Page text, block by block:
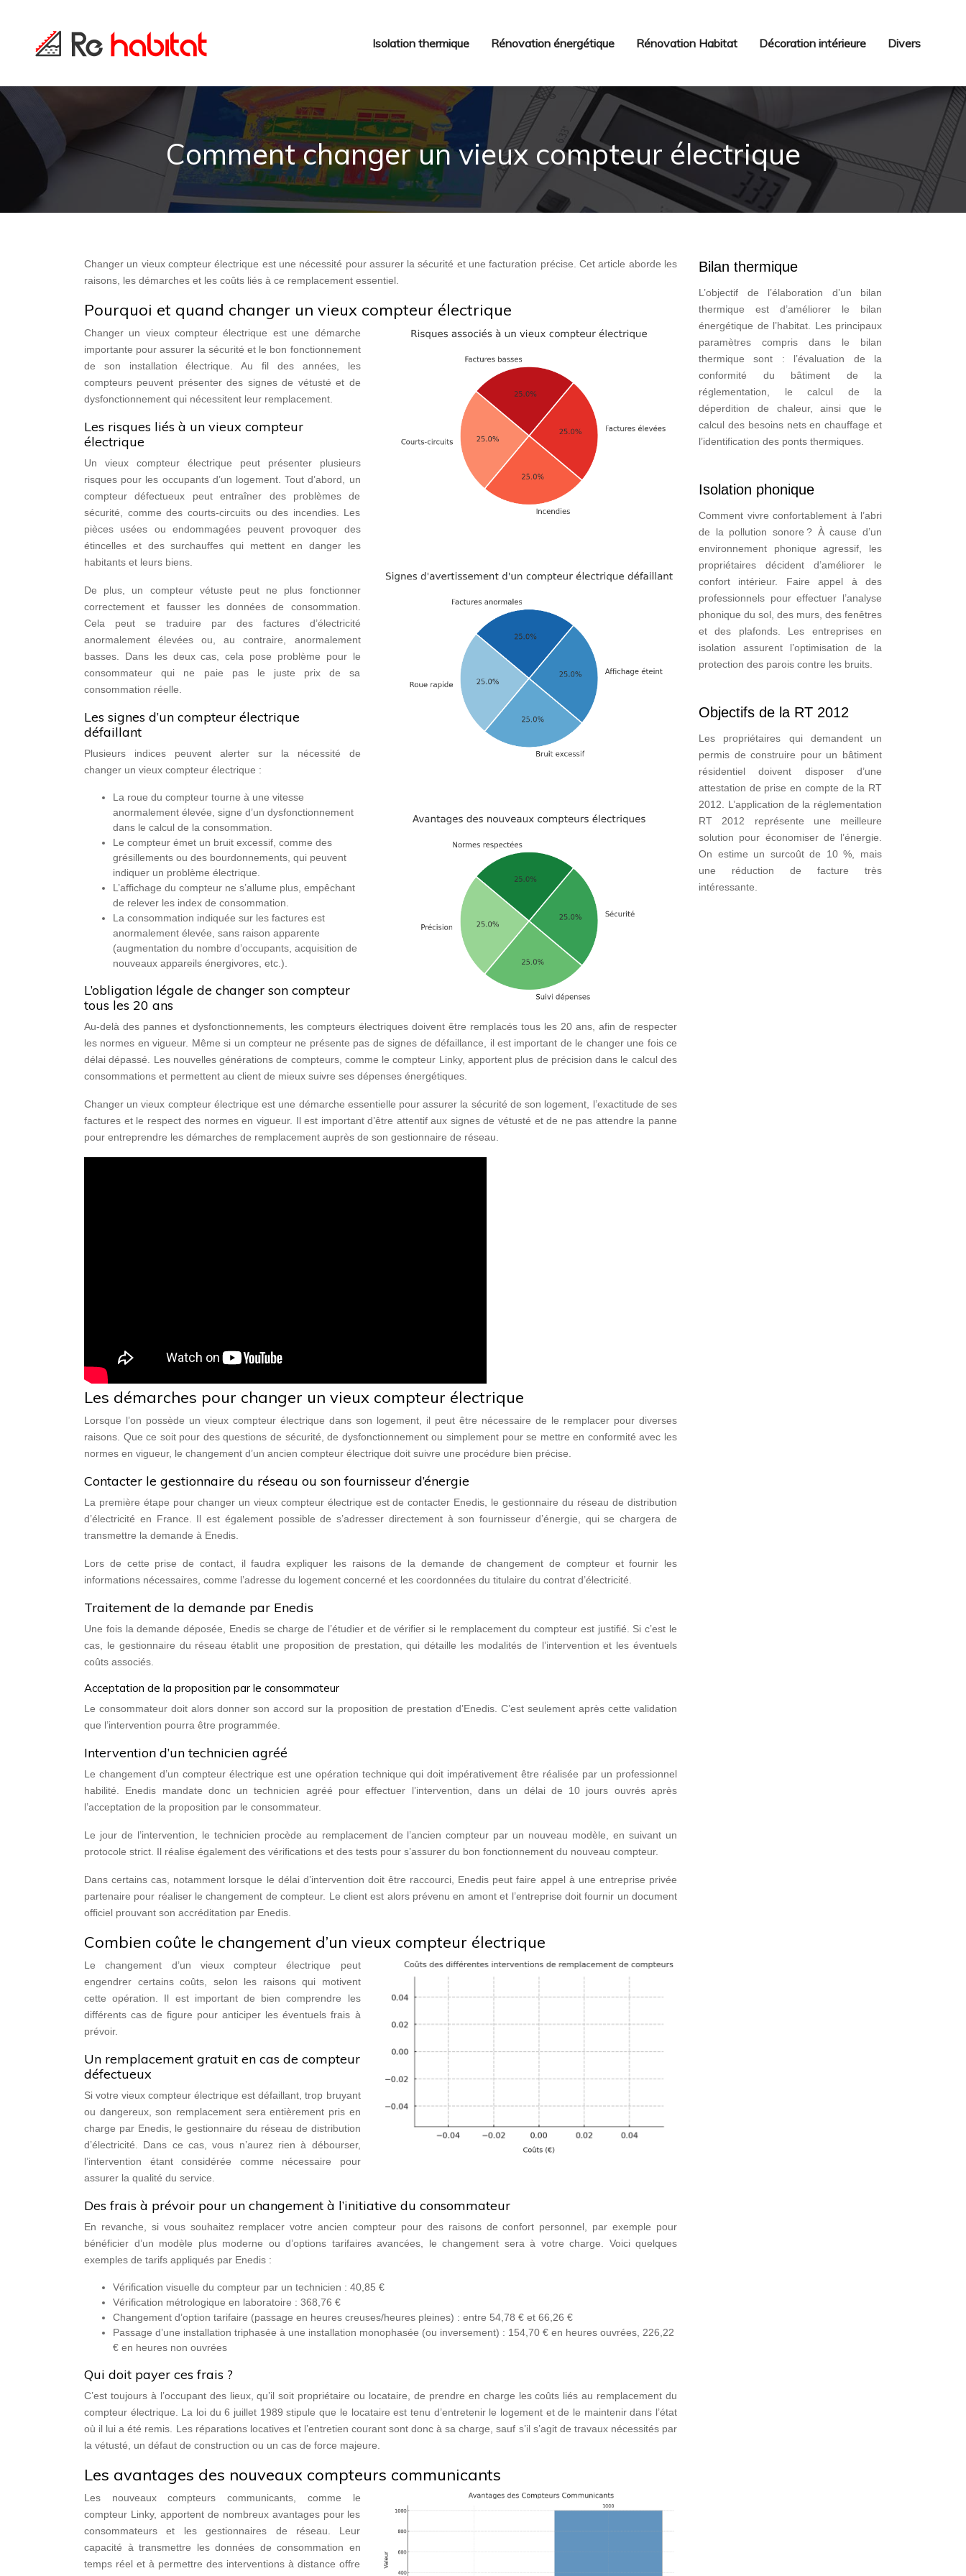
Isolation thermique Rénovation énergétique Rénovation Habitat Décoration intérieure Divers
Comment changer un vieux compteur électrique
Changer un vieux compteur électrique est une nécessité pour assurer la sécurité et une facturation précise. Cet article aborde les
raisons, les démarches et les coûts liés à ce remplacement essentiel.
Pourquoi et quand changer un vieux compteur électrique
Changer un vieux compteur électrique est une démarche
importante pour assurer la sécurité et le bon fonctionnement
de son installation électrique. Au fil des années, les
compteurs peuvent présenter des signes de vétusté et de
dysfonctionnement qui nécessitent leur remplacement.
Les risques liés à un vieux compteur
électrique
Un vieux compteur électrique peut présenter plusieurs
risques pour les occupants d’un logement. Tout d’abord, un
compteur défectueux peut entraîner des problèmes de
sécurité, comme des courts-circuits ou des incendies. Les
pièces usées ou endommagées peuvent provoquer des
étincelles et des surchauffes qui mettent en danger les
habitants et leurs biens.
De plus, un compteur vétuste peut ne plus fonctionner
correctement et fausser les données de consommation.
Cela peut se traduire par des factures d’électricité
anormalement élevées ou, au contraire, anormalement
basses. Dans les deux cas, cela pose problème pour le
consommateur qui ne paie pas le juste prix de sa
consommation réelle.
Les signes d’un compteur électrique
défaillant
Plusieurs indices peuvent alerter sur la nécessité de
changer un vieux compteur électrique :
La roue du compteur tourne à une vitesse
anormalement élevée, signe d’un dysfonctionnement
dans le calcul de la consommation.
Le compteur émet un bruit excessif, comme des
grésillements ou des bourdonnements, qui peuvent
indiquer un problème électrique.
L’affichage du compteur ne s’allume plus, empêchant
de relever les index de consommation.
La consommation indiquée sur les factures est
anormalement élevée, sans raison apparente
(augmentation du nombre d’occupants, acquisition de
nouveaux appareils énergivores, etc.).
L’obligation légale de changer son compteur
tous les 20 ans
Au-delà des pannes et dysfonctionnements, les compteurs électriques doivent être remplacés tous les 20 ans, afin de respecter
les normes en vigueur. Même si un compteur ne présente pas de signes de défaillance, il est important de le changer une fois ce
délai dépassé. Les nouvelles générations de compteurs, comme le compteur Linky, apportent plus de précision dans le calcul des
consommations et permettent au client de mieux suivre ses dépenses énergétiques.
Changer un vieux compteur électrique est une démarche essentielle pour assurer la sécurité de son logement, l’exactitude de ses
factures et le respect des normes en vigueur. Il est important d’être attentif aux signes de vétusté et de ne pas attendre la panne
pour entreprendre les démarches de remplacement auprès de son gestionnaire de réseau.
Les démarches pour changer un vieux compteur électrique
Lorsque l’on possède un vieux compteur électrique dans son logement, il peut être nécessaire de le remplacer pour diverses
raisons. Que ce soit pour des questions de sécurité, de dysfonctionnement ou simplement pour se mettre en conformité avec les
normes en vigueur, le changement d’un ancien compteur électrique doit suivre une procédure bien précise.
Contacter le gestionnaire du réseau ou son fournisseur d’énergie
La première étape pour changer un vieux compteur électrique est de contacter Enedis, le gestionnaire du réseau de distribution
d’électricité en France. Il est également possible de s’adresser directement à son fournisseur d’énergie, qui se chargera de
transmettre la demande à Enedis.
Lors de cette prise de contact, il faudra expliquer les raisons de la demande de changement de compteur et fournir les
informations nécessaires, comme l’adresse du logement concerné et les coordonnées du titulaire du contrat d’électricité.
Traitement de la demande par Enedis
Une fois la demande déposée, Enedis se charge de l’étudier et de vérifier si le remplacement du compteur est justifié. Si c’est le
cas, le gestionnaire du réseau établit une proposition de prestation, qui détaille les modalités de l’intervention et les éventuels
coûts associés.
Acceptation de la proposition par le consommateur
Le consommateur doit alors donner son accord sur la proposition de prestation d’Enedis. C’est seulement après cette validation
que l’intervention pourra être programmée.
Intervention d’un technicien agréé
Le changement d’un compteur électrique est une opération technique qui doit impérativement être réalisée par un professionnel
habilité. Enedis mandate donc un technicien agréé pour effectuer l’intervention, dans un délai de 10 jours ouvrés après
l’acceptation de la proposition par le consommateur.
Le jour de l’intervention, le technicien procède au remplacement de l’ancien compteur par un nouveau modèle, en suivant un
protocole strict. Il réalise également des vérifications et des tests pour s’assurer du bon fonctionnement du nouveau compteur.
Dans certains cas, notamment lorsque le délai d’intervention doit être raccourci, Enedis peut faire appel à une entreprise privée
partenaire pour réaliser le changement de compteur. Le client est alors prévenu en amont et l’entreprise doit fournir un document
officiel prouvant son accréditation par Enedis.
Combien coûte le changement d’un vieux compteur électrique
Le changement d’un vieux compteur électrique peut
engendrer certains coûts, selon les raisons qui motivent
cette opération. Il est important de bien comprendre les
différents cas de figure pour anticiper les éventuels frais à
prévoir.
Un remplacement gratuit en cas de compteur
défectueux
Si votre vieux compteur électrique est défaillant, trop bruyant
ou dangereux, son remplacement sera entièrement pris en
charge par Enedis, le gestionnaire du réseau de distribution
d’électricité. Dans ce cas, vous n’aurez rien à débourser,
l’intervention étant considérée comme nécessaire pour
assurer la qualité du service.
Des frais à prévoir pour un changement à l’initiative du consommateur
En revanche, si vous souhaitez remplacer votre ancien compteur pour des raisons de confort personnel, par exemple pour
bénéficier d’un modèle plus moderne ou d’options tarifaires avancées, le changement sera à votre charge. Voici quelques
exemples de tarifs appliqués par Enedis :
Vérification visuelle du compteur par un technicien : 40,85 €
Vérification métrologique en laboratoire : 368,76 €
Changement d’option tarifaire (passage en heures creuses/heures pleines) : entre 54,78 € et 66,26 €
Passage d’une installation triphasée à une installation monophasée (ou inversement) : 154,70 € en heures ouvrées, 226,22
€ en heures non ouvrées
Qui doit payer ces frais ?
C’est toujours à l’occupant des lieux, qu’il soit propriétaire ou locataire, de prendre en charge les coûts liés au remplacement du
compteur électrique. La loi du 6 juillet 1989 stipule que le locataire est tenu d’entretenir le logement et de le maintenir dans l’état
où il lui a été remis. Les réparations locatives et l’entretien courant sont donc à sa charge, sauf s’il s’agit de travaux nécessités par
la vétusté, un défaut de construction ou un cas de force majeure.
Les avantages des nouveaux compteurs communicants
Les nouveaux compteurs communicants, comme le
compteur Linky, apportent de nombreux avantages pour les
consommateurs et les gestionnaires de réseau. Leur
capacité à transmettre les données de consommation en
temps réel et à permettre des interventions à distance offre
Bilan thermique
L’objectif de l’élaboration d’un bilan
thermique est d’améliorer le bilan
énergétique de l’habitat. Les principaux
paramètres compris dans le bilan
thermique sont : l’évaluation de la
conformité du bâtiment de la
réglementation, le calcul de la
déperdition de chaleur, ainsi que le
calcul des besoins nets en chauffage et
l’identification des ponts thermiques.
Isolation phonique
Comment vivre confortablement à l’abri
de la pollution sonore ? À cause d’un
environnement phonique agressif, les
propriétaires décident d’améliorer le
confort intérieur. Faire appel à des
professionnels pour effectuer l’analyse
phonique du sol, des murs, des fenêtres
et des plafonds. Les entreprises en
isolation assurent l’optimisation de la
protection des parois contre les bruits.
Objectifs de la RT 2012
Les propriétaires qui demandent un
permis de construire pour un bâtiment
résidentiel doivent disposer d’une
attestation de prise en compte de la RT
2012. L’application de la réglementation
RT 2012 représente une meilleure
solution pour économiser de l’énergie.
On estime un surcoût de 10 %, mais
une réduction de facture très
intéressante.